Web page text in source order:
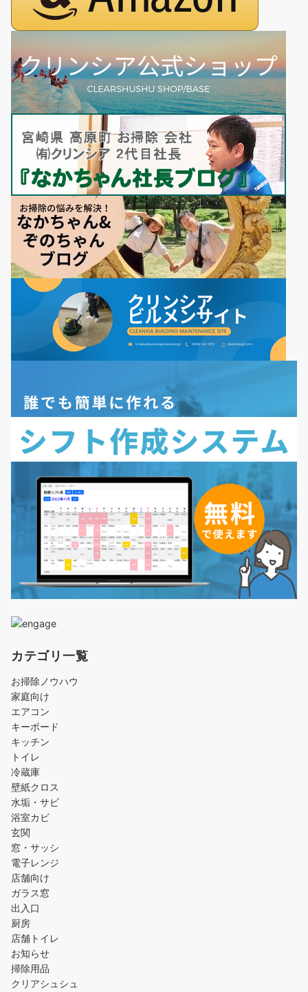
カテゴリ一覧
お掃除ノウハウ
家庭向け
エアコン
キーボード
キッチン
トイレ
冷蔵庫
壁紙クロス
水垢・サビ
浴室カビ
玄関
窓・サッシ
電子レンジ
店舗向け
ガラス窓
出入口
厨房
店舗トイレ
お知らせ
掃除用品
クリアシュシュ